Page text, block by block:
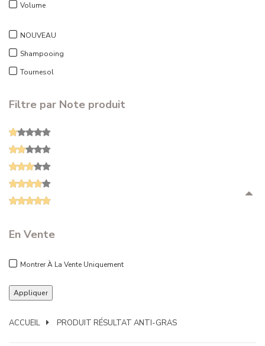
Volume
NOUVEAU
Shampooing
Tournesol
Filtre par Note produit
En Vente
Montrer À La Vente Uniquement
ACCUEIL PRODUIT RÉSULTAT ANTI-GRAS